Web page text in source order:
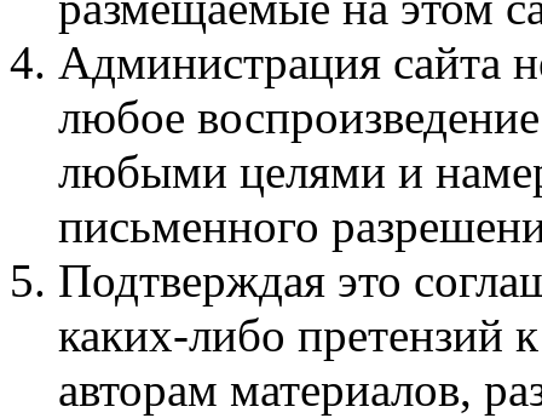
Администрация сайта
любое
любыми целями и
письменного
Подтверждая это
каких-либо претензий
авторам материалов,